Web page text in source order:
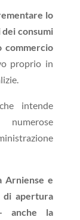
lo
consumi
commercio
proprio in
intende
Arniense e
di apertura
anche la